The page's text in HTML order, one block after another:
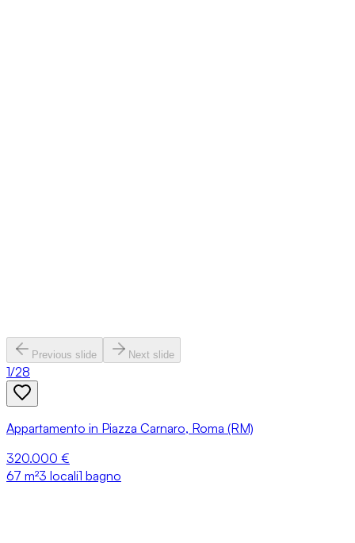
Previous slide Next slide
1/28
Appartamento in Piazza Carnaro, Roma (RM)
320.000 €
67 m²3 locali1 bagno